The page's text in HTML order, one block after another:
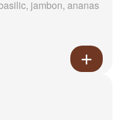
jambon, ananas